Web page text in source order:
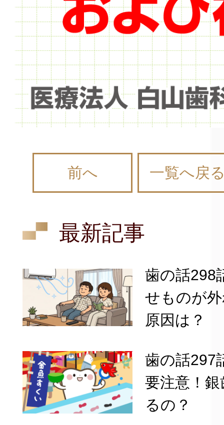
前へ 一覧へ戻
最新記事
歯の話298
せものが
原因は？
歯の話
要注意！
るの？